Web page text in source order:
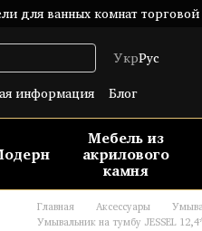
для ванных комнат
УкрРус
информация
Блог
Мебель из
акрилового
камня
Главная Аксессуары
Умывальник на тумбу JESSEL